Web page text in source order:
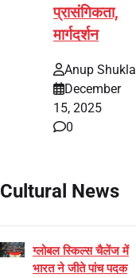
प्रासंगिकता,
मार्गदर्शन
Anup Shukla
December
15, 2025
0
Cultural News
ग्लोबल स्किल्स चैलेंज में
भारत ने जीते पांच पदक